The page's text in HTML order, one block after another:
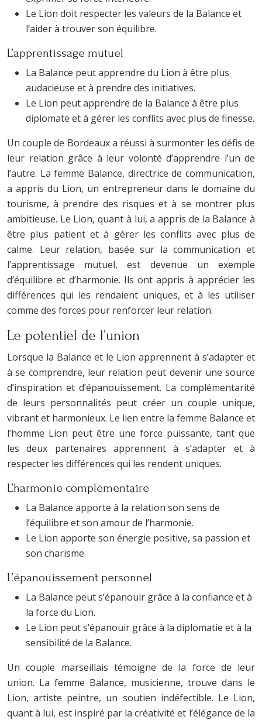
Le Lion doit respecter les valeurs de la Balance et
l’aider à trouver son équilibre.
L’apprentissage mutuel
La Balance peut apprendre du Lion à être plus
audacieuse et à prendre des initiatives.
Le Lion peut apprendre de la Balance à être plus
diplomate et à gérer les conflits avec plus de finesse.
Un couple de Bordeaux a réussi à surmonter les défis de
leur relation grâce à leur volonté d’apprendre l’un de
l’autre. La femme Balance, directrice de communication,
a appris du Lion, un entrepreneur dans le domaine du
tourisme, à prendre des risques et à se montrer plus
ambitieuse. Le Lion, quant à lui, a appris de la Balance à
être plus patient et à gérer les conflits avec plus de
calme. Leur relation, basée sur la communication et
l’apprentissage mutuel, est devenue un exemple
d’équilibre et d’harmonie. Ils ont appris à apprécier les
différences qui les rendaient uniques, et à les utiliser
comme des forces pour renforcer leur relation.
Le potentiel de l’union
Lorsque la Balance et le Lion apprennent à s’adapter et
à se comprendre, leur relation peut devenir une source
d’inspiration et d’épanouissement. La complémentarité
de leurs personnalités peut créer un couple unique,
vibrant et harmonieux. Le lien entre la femme Balance et
l’homme Lion peut être une force puissante, tant que
les deux partenaires apprennent à s’adapter et à
respecter les différences qui les rendent uniques.
L’harmonie complémentaire
La Balance apporte à la relation son sens de
l’équilibre et son amour de l’harmonie.
Le Lion apporte son énergie positive, sa passion et
son charisme.
L’épanouissement personnel
La Balance peut s’épanouir grâce à la confiance et à
la force du Lion.
Le Lion peut s’épanouir grâce à la diplomatie et à la
sensibilité de la Balance.
Un couple marseillais témoigne de la force de leur
union. La femme Balance, musicienne, trouve dans le
Lion, artiste peintre, un soutien indéfectible. Le Lion,
quant à lui, est inspiré par la créativité et l’élégance de la